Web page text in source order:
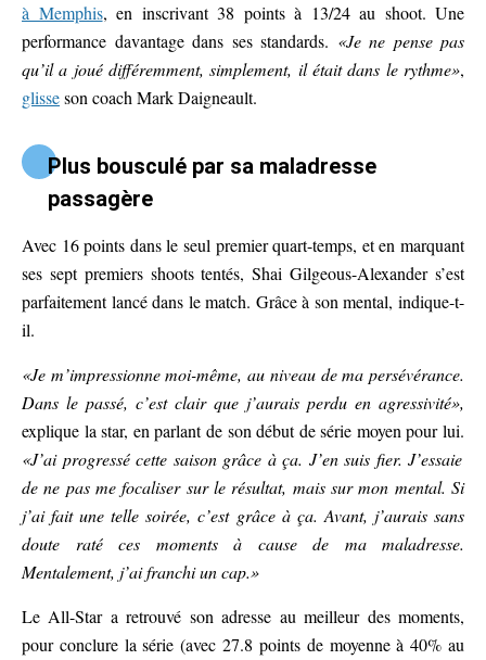
à Memphis, en inscrivant 38 points à 13/24 au shoot. Une
performance davantage dans ses standards. «Je ne pense pas
qu’il a joué différemment, simplement, il était dans le rythme»,
glisseson coach Mark Daigneault.
Plus bousculé par sa maladresse
passagère
Avec 16 points dans le seul premier quart-temps, et en marquant
ses sept premiers shoots tentés, Shai Gilgeous-Alexander s’est
parfaitement lancé dans le match. Grâce à son mental, indique-t-
il.
«Je m’impressionne moi-même, au niveau de ma persévérance.
Dans le passé, c’est clair que j’aurais perdu en agressivité»,
explique la star, en parlant de son début de série moyen pour lui.
«J’ai progressé cette saison grâce à ça. J’en suis fier. J’essaie
de ne pas me focaliser sur le résultat, mais sur mon mental. Si
j’ai fait une telle soirée, c’est grâce à ça. Avant, j’aurais sans
doute raté ces moments à cause de ma maladresse.
Mentalement, j’ai franchi un cap.»
Le All-Star a retrouvé son adresse au meilleur des moments,
pour conclure la série (avec 27.8 points de moyenne à 40% au